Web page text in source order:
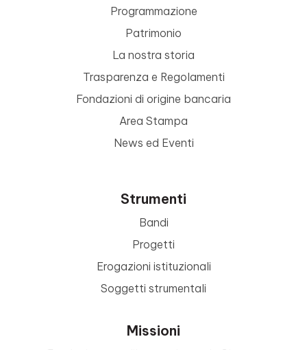
Programmazione
Patrimonio
La nostra storia
Trasparenza e Regolamenti
Fondazioni di origine bancaria
Area Stampa
News ed Eventi
Strumenti
Bandi
Progetti
Erogazioni istituzionali
Soggetti strumentali
Missioni